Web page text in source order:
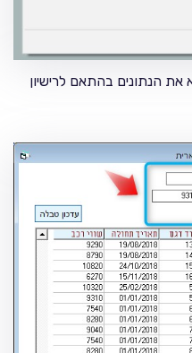
הנתונים בהתאם לרישיון